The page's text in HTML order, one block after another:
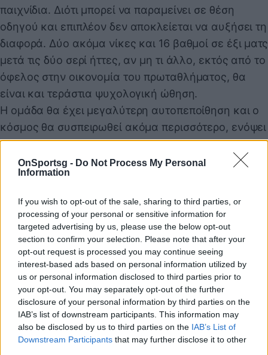
OnSportsg - Do Not Process My Personal
Information
If you wish to opt-out of the sale, sharing to third parties, or
processing of your personal or sensitive information for
targeted advertising by us, please use the below opt-out
section to confirm your selection. Please note that after your
opt-out request is processed you may continue seeing
interest-based ads based on personal information utilized by
us or personal information disclosed to third parties prior to
your opt-out. You may separately opt-out of the further
disclosure of your personal information by third parties on the
IAB’s list of downstream participants. This information may
also be disclosed by us to third parties on the IAB’s List of
Downstream Participants that may further disclose it to other
παιχνίδια. Διότι μπορεί να παραμείνει σε θέση
οδηγού και επιπλέον δεν αποκλείεται να αυξήσει τη
διαφορά. Δύο ακόμα νίκες και 16 βαθμοί σε έξι ματς
μετά τις δύο σερί ήττες, αν μη τι άλλο, εκτός από το
όφελος στην οικονομία του πρωταθλήματος, θα
είναι και τεράστια ψυχολογική ώθηση.
Η ομάδα θα έχει μεγαλύτερη αυτοπεποίθηση και ο
κόσμος θα συσπειρωθεί ακόμα περισσότερο, ενόψει
των πλέι οφ και της τελικής ευθείας για τον τίτλο.
Σε διαφορετική περίπτωση, κάθε απώλεια μπορεί να
είναι ανοιχτή πληγή μέχρι το φινάλε.
θα πρέπει να πιάσει ανάλογη απόδοση με το ματς
κόντρα στον Βόλο. Ακόμα κι αν δεν συμβεί αυτό,
πάντως, εδώ που βρίσκεται σημασία έχει μόνο το
αποτέλεσμα και οι έξι βαθμοί με Παναιτωλικό,
Ατρόμητο, είναι το μοναδικό που έχει σφηνωθεί στο
μυαλό του Ιβάν Γιοβάνοβιτς και των παικτών του.
READ MORE
Παναθηναϊκός: Έγραψε ιστορία ο Ιβάν